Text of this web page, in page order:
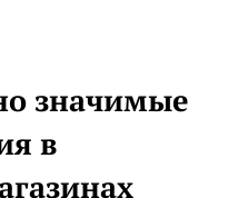
значимые
в